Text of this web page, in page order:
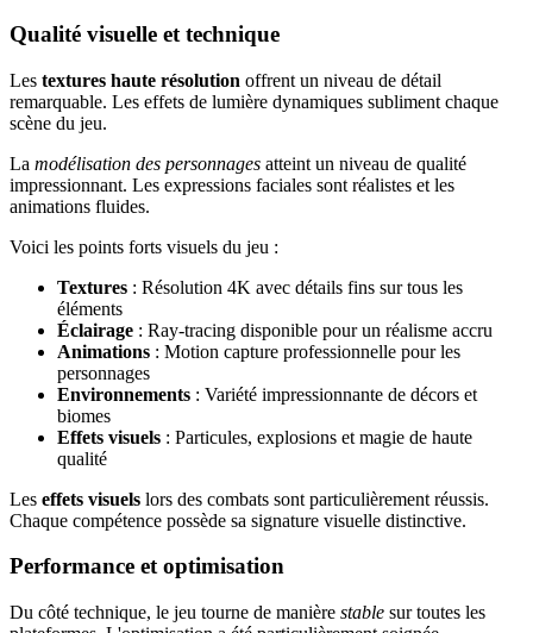
Qualité visuelle et technique
Les textures haute résolution offrent un niveau de détail
remarquable. Les effets de lumière dynamiques subliment chaque
scène du jeu.
La modélisation des personnages atteint un niveau de qualité
impressionnant. Les expressions faciales sont réalistes et les
animations fluides.
Voici les points forts visuels du jeu :
Textures : Résolution 4K avec détails fins sur tous les
éléments
Éclairage : Ray-tracing disponible pour un réalisme accru
Animations : Motion capture professionnelle pour les
personnages
Environnements : Variété impressionnante de décors et
biomes
Effets visuels : Particules, explosions et magie de haute
qualité
Les effets visuels lors des combats sont particulièrement réussis.
Chaque compétence possède sa signature visuelle distinctive.
Performance et optimisation
Du côté technique, le jeu tourne de manière stable sur toutes les